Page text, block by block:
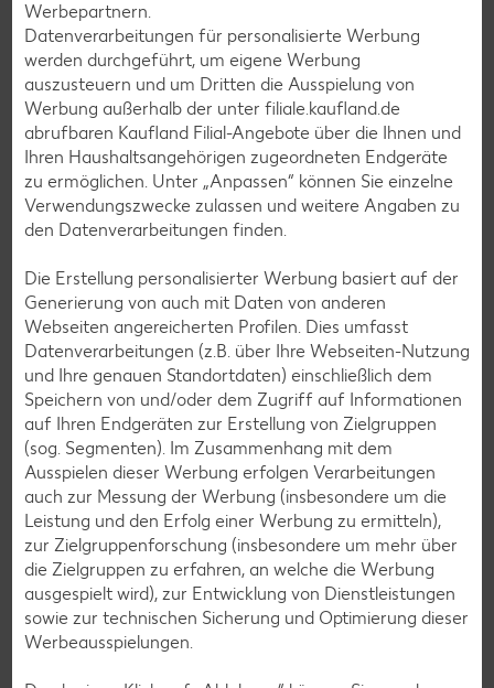
Fleisch
Fleischkäse
Fleisch- und Wurstwaren
Fleischwurst
Flusskrebs
Fondue
Forelle
Frankfurter Würstchen
Frische Milch
Frischkäse
Frischkäse und Speisequark
Fruchtgemüse
Fruchtquark
Frühlingszwiebel
Werbepartnern.
Datenverarbeitungen für personalisierte Werbung
werden durchgeführt, um eigene Werbung
auszusteuern und um Dritten die Ausspielung von
Werbung außerhalb der unter filiale.kaufland.de
abrufbaren Kaufland Filial-Angebote über die Ihnen und
Ihren Haushaltsangehörigen zugeordneten Endgeräte
zu ermöglichen. Unter „Anpassen“ können Sie einzelne
Verwendungszwecke zulassen und weitere Angaben zu
den Datenverarbeitungen finden.
Die Erstellung personalisierter Werbung basiert auf der
Generierung von auch mit Daten von anderen
Webseiten angereicherten Profilen. Dies umfasst
Datenverarbeitungen (z.B. über Ihre Webseiten-Nutzung
und Ihre genauen Standortdaten) einschließlich dem
Speichern von und/oder dem Zugriff auf Informationen
auf Ihren Endgeräten zur Erstellung von Zielgruppen
(sog. Segmenten). Im Zusammenhang mit dem
Ausspielen dieser Werbung erfolgen Verarbeitungen
auch zur Messung der Werbung (insbesondere um die
Leistung und den Erfolg einer Werbung zu ermitteln),
zur Zielgruppenforschung (insbesondere um mehr über
die Zielgruppen zu erfahren, an welche die Werbung
ausgespielt wird), zur Entwicklung von Dienstleistungen
sowie zur technischen Sicherung und Optimierung dieser
Werbeausspielungen.